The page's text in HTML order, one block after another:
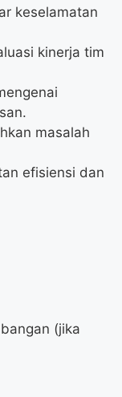
keselamatan
kinerja tim
masalah
efisiensi dan
(jika